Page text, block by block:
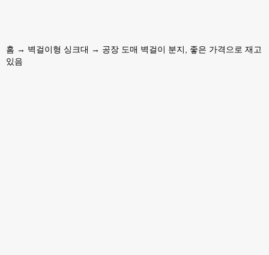
홈 → 벽걸이형 싱크대 → 공장 도매 벽걸이 분지, 좋은 가격으로 재고
있음